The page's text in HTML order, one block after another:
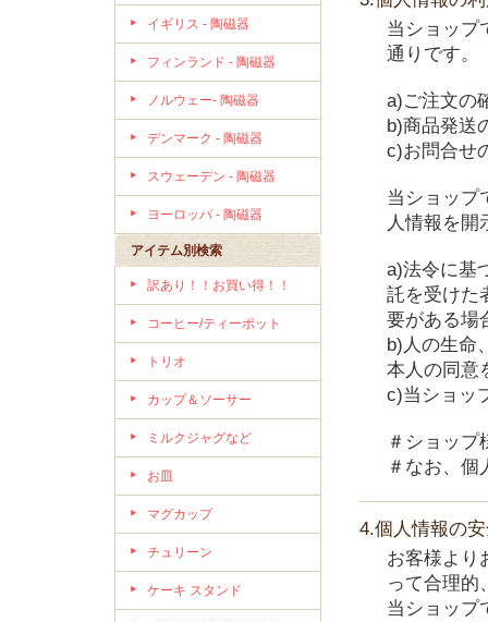
イギリス - 陶磁器
フィンランド - 陶磁器
ノルウェー- 陶磁器
デンマーク - 陶磁器
スウェーデン - 陶磁器
ヨーロッパ - 陶磁器
アイテム別検索
訳あり！！お買い得！！
コーヒー/ティーポット
トリオ
カップ＆ソーサー
ミルクジャグなど
お皿
マグカップ
チュリーン
ケーキ スタンド
当ショップ
通りです。
a)ご注文の
b)商品発送
c)お問合せ
当ショップ
人情報を開
a)法令に基
託を受けた
要がある場
b)人の生命
本人の同意
c)当ショッ
＃ショッ
＃なお、
4.個人情報の
お客様より
って合理的
当ショップ